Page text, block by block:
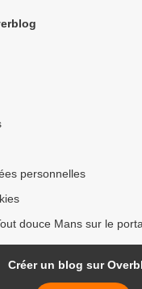
personnelles
douce Mans sur le
Créer un blog sur